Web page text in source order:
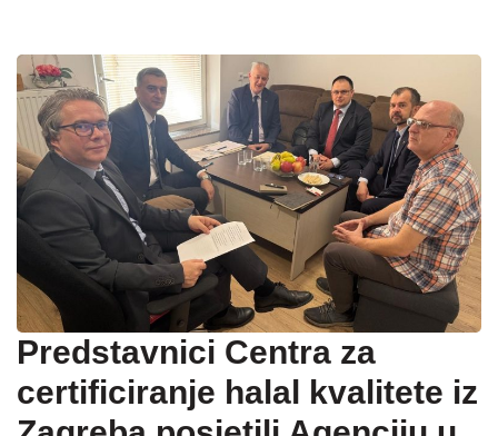
Predstavnici Centra za
certificiranje halal kvalitete iz